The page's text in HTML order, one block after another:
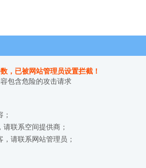
，已被网站管理员设置拦截！
包含危险的攻击请求
联系空间提供商；
请联系网站管理员；